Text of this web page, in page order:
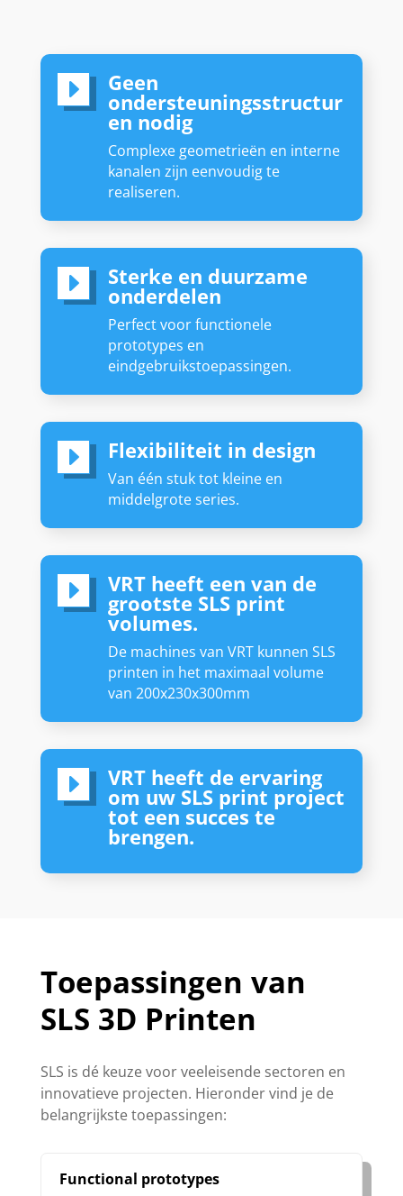
E Geen
ondersteuningsstructur
en nodig
Complexe geometrieën en interne
kanalen zijn eenvoudig te
realiseren.
E Sterke en duurzame
onderdelen
Perfect voor functionele
prototypes en
eindgebruikstoepassingen.
E Flexibiliteit in design
Van één stuk tot kleine en
middelgrote series.
E VRT heeft een van de
grootste SLS print
volumes.
De machines van VRT kunnen SLS
printen in het maximaal volume
van 200x230x300mm
E VRT heeft de ervaring
om uw SLS print project
tot een succes te
brengen.
Toepassingen van
SLS 3D Printen
SLS is dé keuze voor veeleisende sectoren en
innovatieve projecten. Hieronder vind je de
belangrijkste toepassingen:
Functional prototypes